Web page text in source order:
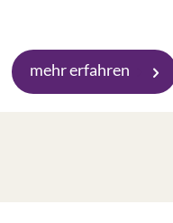
mehr erfahren